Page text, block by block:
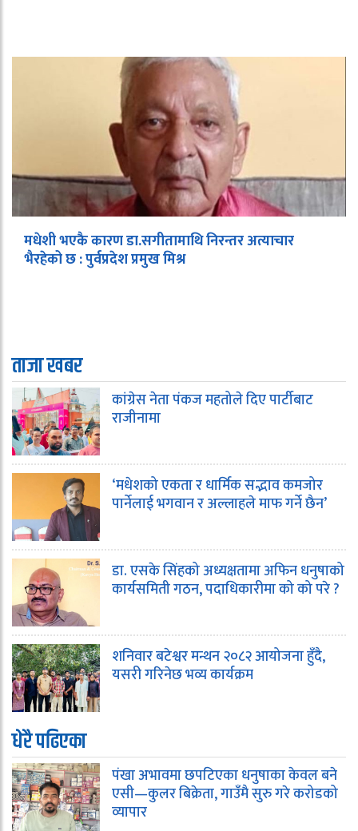
मधेशी भएकै कारण डा.सगीतामाथि निरन्तर अत्याचार
भैरहेको छ : पुर्वप्रदेश प्रमुख मिश्र
ताजा खबर
कांग्रेस नेता पंकज महतोले दिए पार्टीबाट
राजीनामा
‘मधेशको एकता र धार्मिक सद्भाव कमजोर
पार्नेलाई भगवान र अल्लाहले माफ गर्ने छैन’
डा. एसके सिंहको अध्यक्षतामा अफिन धनुषाको
कार्यसमिती गठन, पदाधिकारीमा को को परे ?
शनिवार बटेश्वर मन्थन २०८२ आयोजना हुँदै,
यसरी गरिनेछ भव्य कार्यक्रम
धेरै पढिएका
पंखा अभावमा छपटिएका धनुषाका केवल बने
एसी—कुलर बिक्रेता, गाउँमै सुरु गरे करोडको
व्यापार